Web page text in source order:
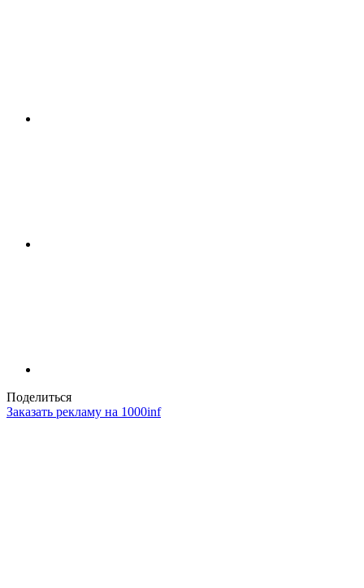
Поделиться
Заказать рекламу на 1000inf